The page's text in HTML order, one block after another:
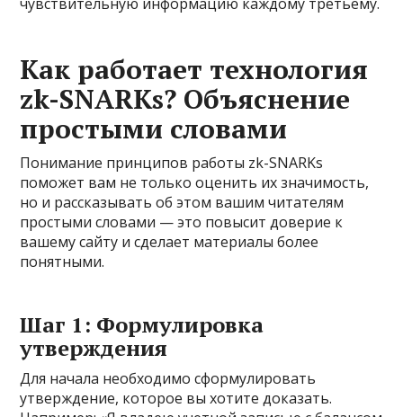
Как работает технология
zk-SNARKs? Объяснение
простыми словами
Понимание принципов работы zk-SNARKs
поможет вам не только оценить их значимость,
но и рассказывать об этом вашим читателям
простыми словами — это повысит доверие к
вашему сайту и сделает материалы более
понятными.
Шаг 1: Формулировка
утверждения
Для начала необходимо сформулировать
утверждение, которое вы хотите доказать.